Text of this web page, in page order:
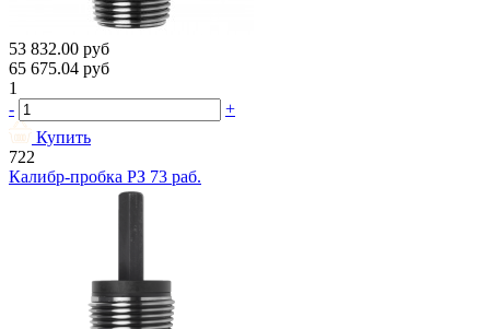
53 832.00 руб
65 675.04 руб
1
-
+
Купить
722
Калибр-пробка РЗ 73 раб.